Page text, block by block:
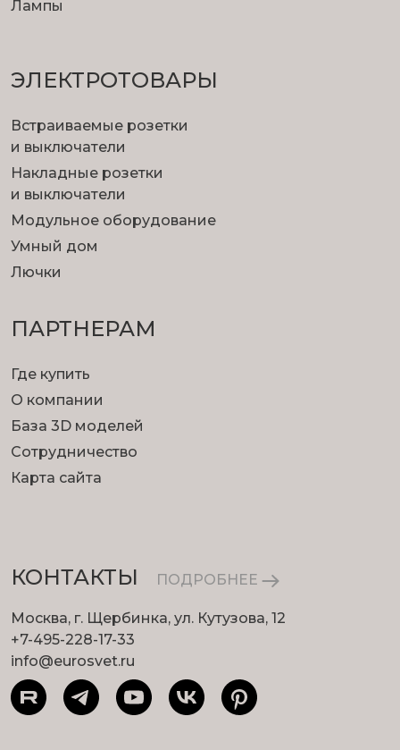
Лампы
ЭЛЕКТРОТОВАРЫ
Встраиваемые розетки
и выключатели
Накладные розетки
и выключатели
Модульное оборудование
Умный дом
Лючки
ПАРТНЕРАМ
Где купить
О компании
База 3D моделей
Сотрудничество
Карта сайта
КОНТАКТЫ ПОДРОБНЕЕ
Москва, г. Щербинка, ул. Кутузова, 12
+7-495-228-17-33
info@eurosvet.ru